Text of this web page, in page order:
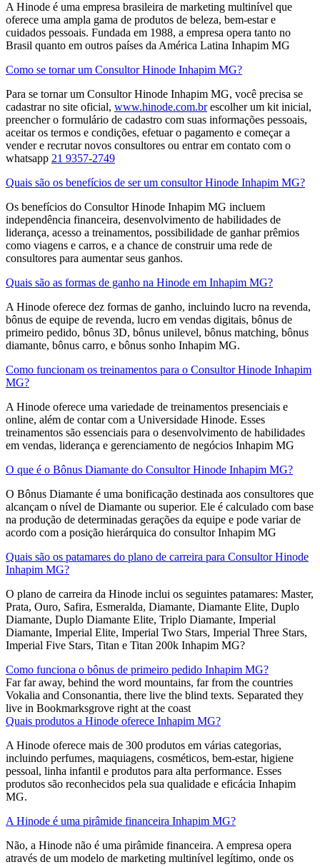
A Hinode é uma empresa brasileira de marketing multinível que
oferece uma ampla gama de produtos de beleza, bem-estar e
cuidados pessoais. Fundada em 1988, a empresa opera tanto no
Brasil quanto em outros países da América Latina​ Inhapim MG
Como se tornar um Consultor Hinode Inhapim MG?
Para se tornar um Consultor Hinode Inhapim MG, você precisa se
cadastrar no site oficial, www.hinode.com.brescolher um kit inicial,
preencher o formulário de cadastro com suas informações pessoais,
aceitar os termos e condições, efetuar o pagamento e começar a
vender e recrutar novos consultores​ ou entrar em contato com o
whatsapp 21 9357-2749
Quais são os benefícios de ser um consultor Hinode Inhapim MG?
Os benefícios do Consultor Hinode Inhapim MG incluem
independência financeira, desenvolvimento de habilidades de
liderança, acesso a treinamentos, possibilidade de ganhar prêmios
como viagens e carros, e a chance de construir uma rede de
consultores para aumentar seus ganhos.
Quais são as formas de ganho na Hinode em Inhapim MG?
A Hinode oferece dez formas de ganho, incluindo lucro na revenda,
bônus de equipe de revenda, lucro em vendas digitais, bônus de
primeiro pedido, bônus 3D, bônus unilevel, bônus matching, bônus
diamante, bônus carro, e bônus sonho Inhapim MG.
Como funcionam os treinamentos para o Consultor Hinode Inhapim
MG?
A Hinode oferece uma variedade de treinamentos presenciais e
online, além de contar com a Universidade Hinode. Esses
treinamentos são essenciais para o desenvolvimento de habilidades
em vendas, liderança e gerenciamento de negócios Inhapim MG
O que é o Bônus Diamante do Consultor Hinode Inhapim MG?
O Bônus Diamante é uma bonificação destinada aos consultores que
alcançam o nível de Diamante ou superior. Ele é calculado com base
na produção de determinadas gerações da equipe e pode variar de
acordo com a posição hierárquica do consultor Inhapim MG
Quais são os patamares do plano de carreira para Consultor Hinode
Inhapim MG?
O plano de carreira da Hinode inclui os seguintes patamares: Master,
Prata, Ouro, Safira, Esmeralda, Diamante, Diamante Elite, Duplo
Diamante, Duplo Diamante Elite, Triplo Diamante, Imperial
Diamante, Imperial Elite, Imperial Two Stars, Imperial Three Stars,
Imperial Five Stars, Titan e Titan 200k Inhapim MG?
Como funciona o bônus de primeiro pedido Inhapim MG?
Far far away, behind the word mountains, far from the countries
Vokalia and Consonantia, there live the blind texts. Separated they
live in Bookmarksgrove right at the coast
Quais produtos a Hinode oferece Inhapim MG?
A Hinode oferece mais de 300 produtos em várias categorias,
incluindo perfumes, maquiagens, cosméticos, bem-estar, higiene
pessoal, linha infantil e produtos para alta performance. Esses
produtos são reconhecidos pela sua qualidade e eficácia Inhapim
MG.
A Hinode é uma pirâmide financeira Inhapim MG?
Não, a Hinode não é uma pirâmide financeira. A empresa opera
através de um modelo de marketing multinível legítimo, onde os